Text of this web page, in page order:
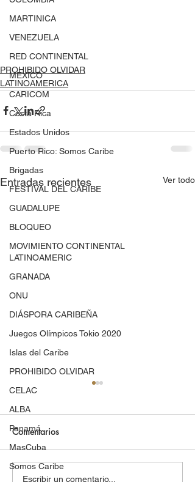
MARTINICA
VENEZUELA
RED CONTINENTAL
MEXICO
CARICOM
Costa Rica
Estados Unidos
Puerto Rico: Somos Caribe
Brigadas
FESTIVAL DEL CARIBE
GUADALUPE
BLOQUEO
MOVIMIENTO CONTINENTAL
LATINOAMERIC
GRANADA
ONU
DIÁSPORA CARIBEÑA
Juegos Olímpicos Tokio 2020
Islas del Caribe
PROHIBIDO OLVIDAR
CELAC
ALBA
Panamá
MasCuba
Somos Caribe
PROHIBIDO OLVIDAR
LATINOAMERICA
Entradas recientes Ver todo
Comentarios
Escribir un comentario...